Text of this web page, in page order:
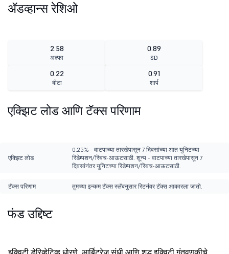
ॲडव्हान्स रेशिओ
2.58
अल्फा
0.89
SD
0.22
बीटा
0.91
शार्प
एक्झिट लोड आणि टॅक्स परिणाम
एक्झिट लोड
0.25% - वाटपाच्या तारखेपासून 7 दिवसांच्या आत युनिटच्या
रिडेम्पशन/स्विच-आऊटसाठी. शून्य - वाटपाच्या तारखेपासून 7
दिवसांनंतर युनिटच्या रिडेम्पशन/स्विच-आऊटसाठी.
टॅक्स परिणाम तुमच्या इन्कम टॅक्स स्लॅबनुसार रिटर्नवर टॅक्स आकारला जातो.
फंड उद्दिष्ट